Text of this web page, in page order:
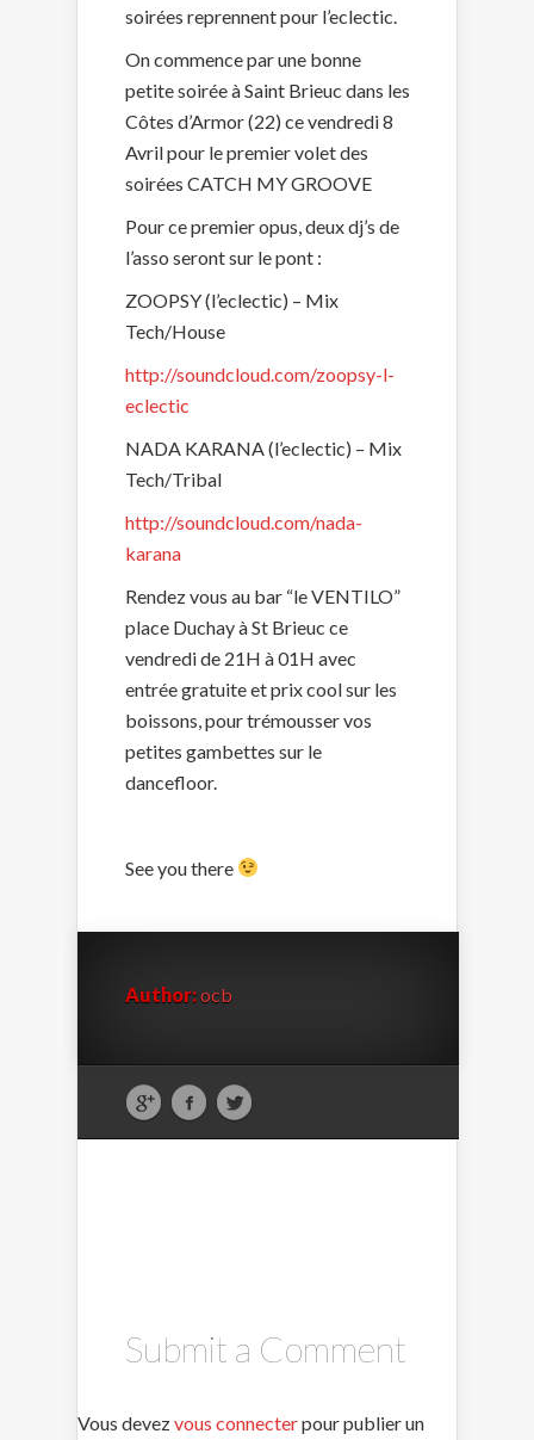
soirées reprennent pour l’eclectic.
On commence par une bonne
petite soirée à Saint Brieuc dans les
Côtes d’Armor (22) ce vendredi 8
Avril pour le premier volet des
soirées CATCH MY GROOVE
Pour ce premier opus, deux dj’s de
l’asso seront sur le pont :
ZOOPSY (l’eclectic) – Mix
Tech/House
http://soundcloud.com/zoopsy-l-
eclectic
NADA KARANA (l’eclectic) – Mix
Tech/Tribal
http://soundcloud.com/nada-
karana
Rendez vous au bar “le VENTILO”
place Duchay à St Brieuc ce
vendredi de 21H à 01H avec
entrée gratuite et prix cool sur les
boissons, pour trémousser vos
petites gambettes sur le
dancefloor.
See you there
Author:ocb
Submit a Comment
Vous devezvous connecterpour publier un